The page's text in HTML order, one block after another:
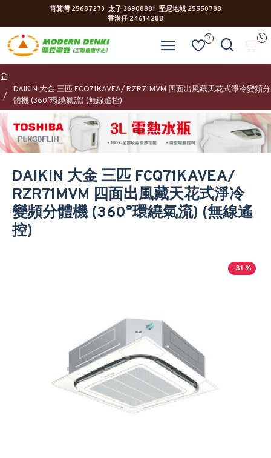
筲箕灣 25687273 太子 36908881 堅尼地城 25550788
香港仔 24614288
0 0
DAIKIN 大金 三匹 FCQ71KAVEA/ RZR71MVM 四面出風藏天花式淨冷變頻分
體機 (360°環繞氣流) (無線遙控)
DAIKIN 大金 三匹 FCQ71KAVEA/
RZR71MVM 四面出風藏天花式淨冷
變頻分體機 (360°環繞氣流) (無線遙
控)
-31 %